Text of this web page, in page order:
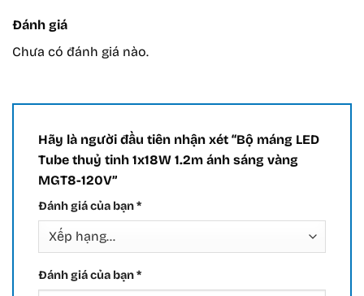
Đánh giá
Chưa có đánh giá nào.
Hãy là người đầu tiên nhận xét “Bộ máng LED
Tube thuỷ tinh 1x18W 1.2m ánh sáng vàng
MGT8-120V”
Đánh giá của bạn*
Đánh giá của bạn*